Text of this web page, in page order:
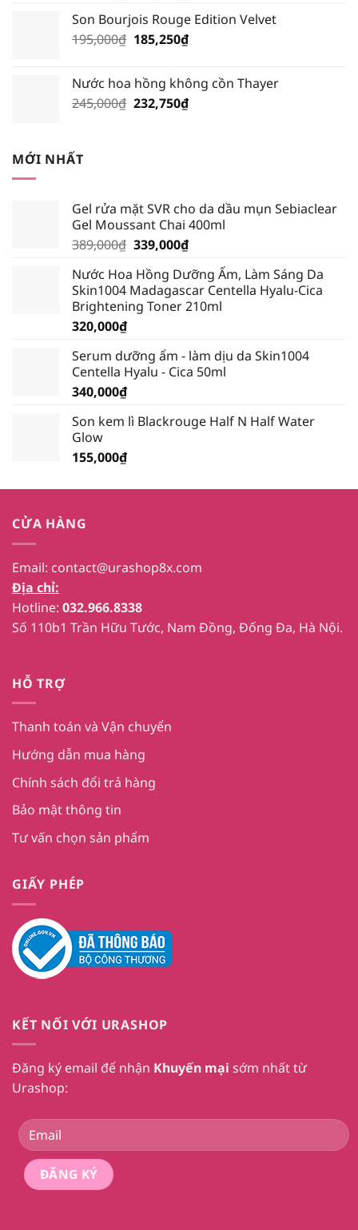
là:
210,000₫.
tại
là:
Son Bourjois Rouge Edition Velvet
195,000₫ Giá
195,000₫.
185,250₫Giá
là:
185,250₫.
Nước hoa hồng không cồn Thayer
245,000₫ Giá
232,750₫Giá
MỚI NHẤT
Gel rửa mặt SVR cho da dầu mụn Sebiaclear
Gel Moussant Chai 400ml
389,000₫ Giá
là:
389,000₫.
339,000₫Giá
tại
là:
339,000₫.
Nước Hoa Hồng Dưỡng Ẩm, Làm Sáng Da
Skin1004 Madagascar Centella Hyalu-Cica
Brightening Toner 210ml
320,000₫
Serum dưỡng ẩm - làm dịu da Skin1004
Centella Hyalu - Cica 50ml
340,000₫
Son kem lì Blackrouge Half N Half Water
Glow
155,000₫
CỬA HÀNG
Email: contact@urashop8x.com
Địa chỉ:
Hotline: 032.966.8338
Số 110b1 Trần Hữu Tước, Nam Đồng, Đống Đa, Hà Nội.
HỖ TRỢ
Thanh toán và Vận chuyển
Hướng dẫn mua hàng
Chính sách đổi trả hàng
Bảo mật thông tin
Tư vấn chọn sản phẩm
GIẤY PHÉP
KẾT NỐI VỚI URASHOP
Đăng ký email để nhận Khuyến mại sớm nhất từ
Urashop: